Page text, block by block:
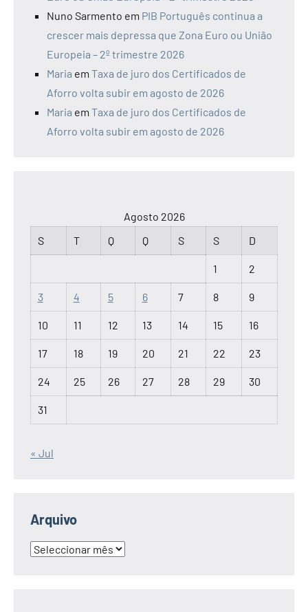
Nuno Sarmento em PIB Português continua a
crescer mais depressa que Zona Euro ou União
Europeia – 2º trimestre 2026
Maria em Taxa de juro dos Certificados de
Aforro volta subir em agosto de 2026
Maria em Taxa de juro dos Certificados de
Aforro volta subir em agosto de 2026
Agosto 2026
S
T Q Q S S D
1 2
3 4 5 6 7 8 9
10 11 12 13 14 15 16
17 18 19 20 21 22 23
24 25 26 27 28 29 30
31
« Jul
Arquivo
Arquivo